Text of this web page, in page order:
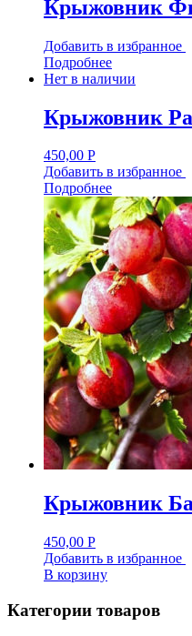
Крыжовник
Добавить в избранное
Подробнее
Нет в наличии
Крыжовник
450,00 Р
Добавить в избранное
Подробнее
Крыжовник
450,00 Р
Добавить в избранное
В корзину
Категории товаров